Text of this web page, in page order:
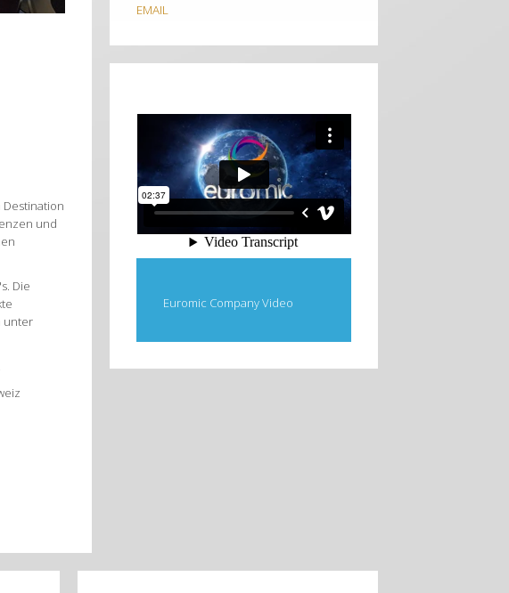
und
Die
unter
EMAIL
Euromic Company Video